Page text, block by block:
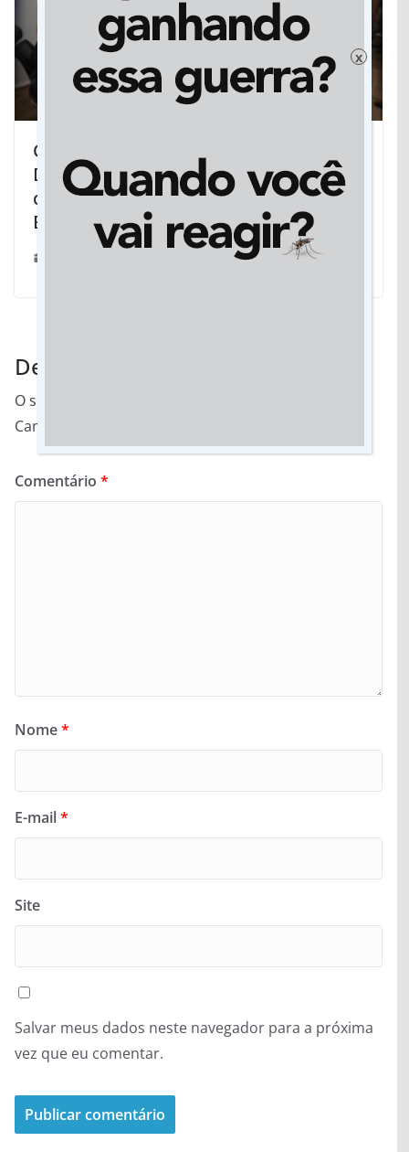
Com investimentos do MS Ativo,
Dourados terá vias do transporte
coletivo recapeadas pelo Governo do
Estado
Deixe um comentário
O seu endereço de e-mail não será publicado.
Campos obrigatórios são marcados com
Comentário *
Nome*
E-mail*
Site
Salvar meus dados neste navegador para a próxima
vez que eu comentar.
x